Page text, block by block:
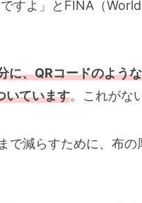
すよ」とFINA（
に、QRコードのよう
いています。これがな
で減らすために、布